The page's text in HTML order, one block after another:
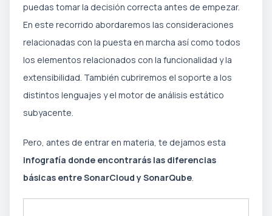
puedas tomar la decisión correcta antes de empezar.
En este recorrido abordaremos las consideraciones
relacionadas con la puesta en marcha así como todos
los elementos relacionados con la funcionalidad y la
extensibilidad. También cubriremos el soporte a los
distintos lenguajes y el motor de análisis estático
subyacente.
Pero, antes de entrar en materia, te dejamos esta
infografía donde encontrarás las diferencias
básicas entre SonarCloud y SonarQube.